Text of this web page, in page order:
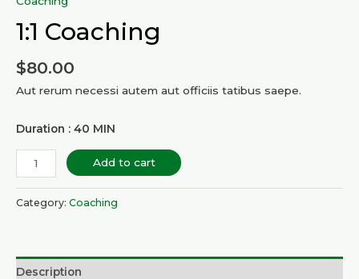
1:1 Coaching
$80.00
Aut rerum necessi autem aut officiis tatibus saepe.
Duration : 40 MIN
Add to cart
Category: Coaching
Description